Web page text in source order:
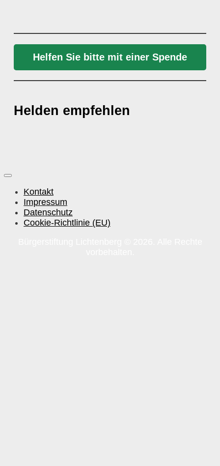
Helfen Sie bitte mit einer Spende
Helden empfehlen
Kontakt
Impressum
Datenschutz
Cookie-Richtlinie (EU)